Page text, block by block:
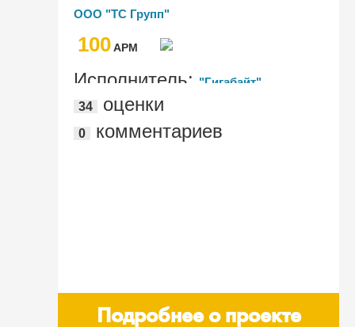
холдингом 8" для ООО "ТС ГРУПП"
ООО "ТС Групп"
100AРМ
Исполнитель: "Гигабайт"
34
оценки
0 комментариев
Подробнее о проекте